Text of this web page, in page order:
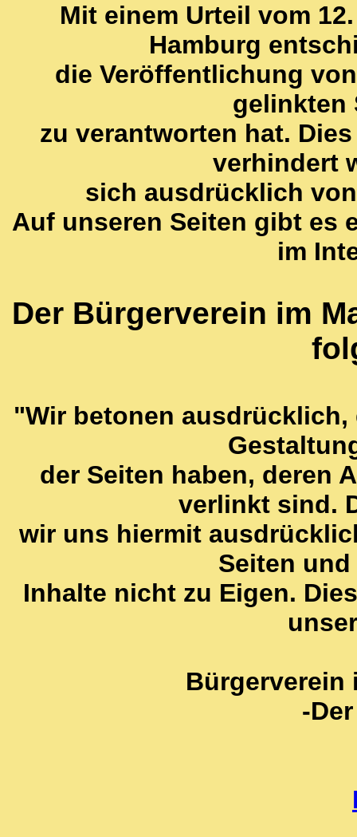
Mit einem Urteil vom
Hamburg
die Veröffentlichung
gelinkten
zu verantworten hat.
verhindert
sich ausdrücklich
Auf unseren Seiten gibt es
im
Der Bürgerverein im
"Wir betonen
der Seiten haben, deren
verlinkt sind.
wir uns hiermit
Seiten
Inhalte nicht zu Eigen.
Bürgerverein
-